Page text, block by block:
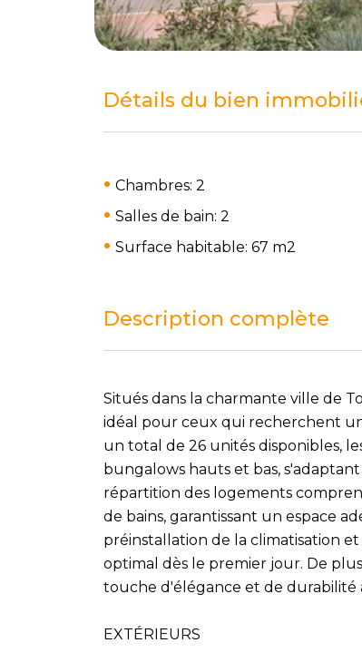
Détails du bien
Chambres: 2
Salles de bain: 2
Surface habitable: 67 m2
Description complète
Situés dans la charmante ville de
idéal pour ceux qui recherchent
un total de 26 unités disponibles,
bungalows hauts et bas,
répartition des logements
de bains, garantissant un espace
préinstallation de la climatisation
optimal dès le premier jour. De
touche d'élégance et de durabilité
EXTÉRIEURS